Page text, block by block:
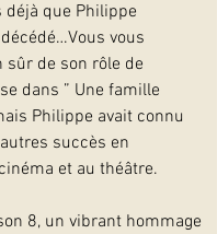
déjà que Philippe
vous
sûr de son rôle de
dans ” Une famille
Philippe avait connu
succès en
et au théâtre.
8, un vibrant hommage